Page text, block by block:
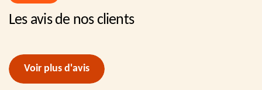
Les avis de nos clients
Voir plus d'avis